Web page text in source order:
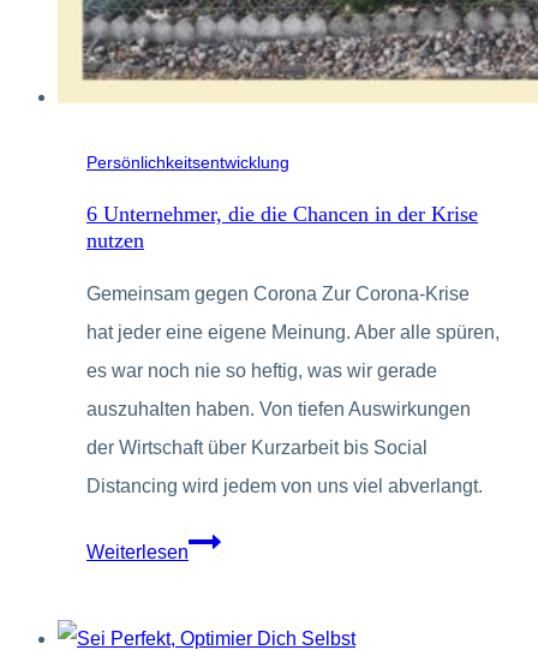
Persönlichkeitsentwicklung
6 Unternehmer, die die Chancen in der Krise
nutzen
Gemeinsam gegen Corona Zur Corona-Krise
hat jeder eine eigene Meinung. Aber alle spüren,
es war noch nie so heftig, was wir gerade
auszuhalten haben. Von tiefen Auswirkungen
der Wirtschaft über Kurzarbeit bis Social
Distancing wird jedem von uns viel abverlangt.
Weiterlesen6